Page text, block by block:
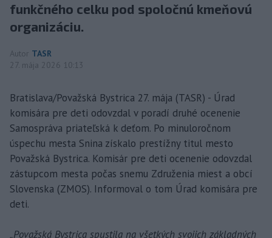
funkčného celku pod spoločnú kmeňovú
organizáciu.
Autor TASR
27. mája 2026 10:13
Bratislava/Považská Bystrica 27. mája (TASR) - Úrad
komisára pre deti odovzdal v poradí druhé ocenenie
Samospráva priateľská k deťom. Po minuloročnom
úspechu mesta Snina získalo prestížny titul mesto
Považská Bystrica. Komisár pre deti ocenenie odovzdal
zástupcom mesta počas snemu Združenia miest a obcí
Slovenska (ZMOS). Informoval o tom Úrad komisára pre
deti.
„Považská Bystrica spustila na všetkých svojich základných